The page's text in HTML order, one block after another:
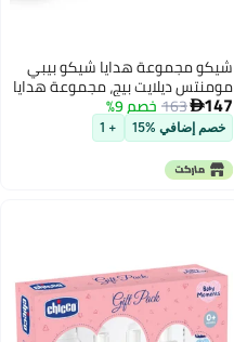
شيكو مجموعة هدايا شيكو بيبي
مومنتس ديلايت بيج، مجموعة هدايا
مثالية للأطفال حديثي الولادة،
وهدايا للمواليد الجدد، وللآباء الجدد،
وأعياد الميلاد، تركيبة متطورة
جديدة خالية من الفينوكسي إيثانول،
147
163 خصم 9%
خصم إضافي %15 + 1